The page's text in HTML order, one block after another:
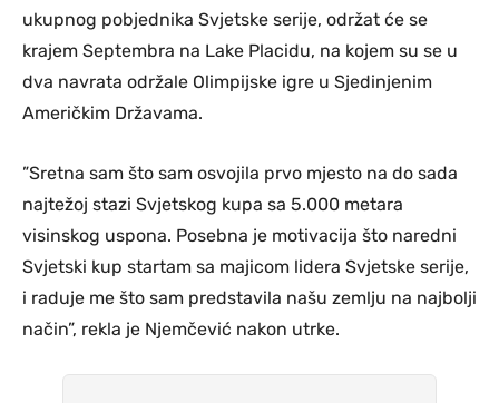
ukupnog pobjednika Svjetske serije, održat će se
krajem Septembra na Lake Placidu, na kojem su se u
dva navrata održale Olimpijske igre u Sjedinjenim
Američkim Državama.
”Sretna sam što sam osvojila prvo mjesto na do sada
najtežoj stazi Svjetskog kupa sa 5.000 metara
visinskog uspona. Posebna je motivacija što naredni
Svjetski kup startam sa majicom lidera Svjetske serije,
i raduje me što sam predstavila našu zemlju na najbolji
način”, rekla je Njemčević nakon utrke.